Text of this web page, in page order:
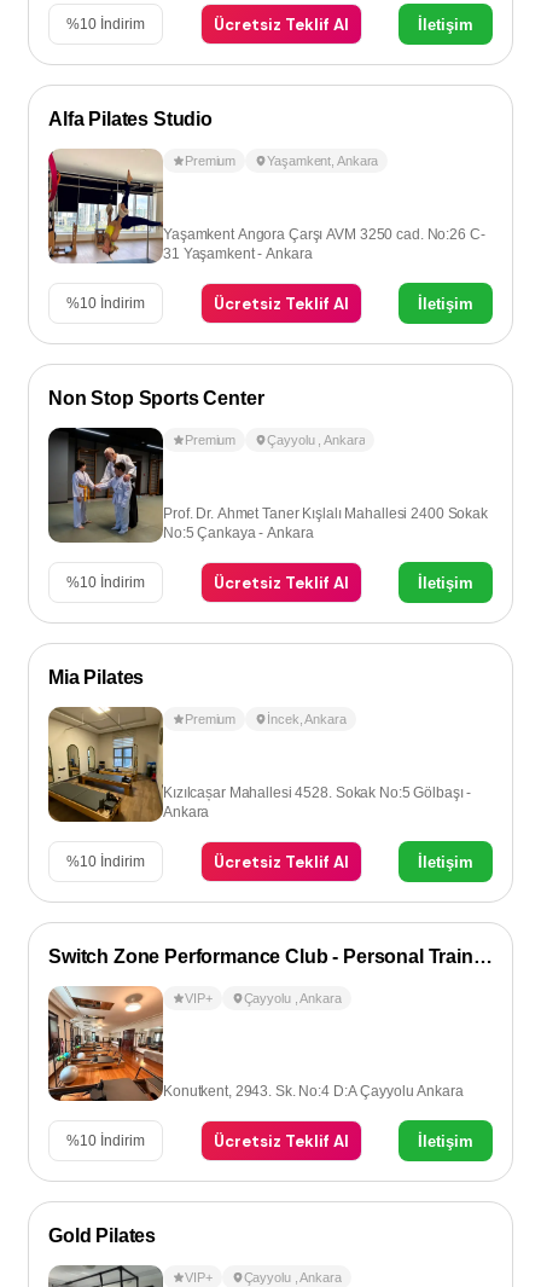
%10 İndirim Ücretsiz Teklif Al İletişim
Alfa Pilates Studio
Premium Yaşamkent ,Ankara
Yaşamkent Angora Çarşı AVM 3250 cad. No:26 C-
31 Yaşamkent - Ankara
%10 İndirim Ücretsiz Teklif Al İletişim
Non Stop Sports Center
Premium Çayyolu ,Ankara
Prof. Dr. Ahmet Taner Kışlalı Mahallesi 2400 Sokak
No:5 Çankaya - Ankara
%10 İndirim Ücretsiz Teklif Al İletişim
Mia Pilates
Premium İncek ,Ankara
Kızılcașar Mahallesi 4528. Sokak No:5 Gölbaşı -
Ankara
%10 İndirim Ücretsiz Teklif Al İletişim
Switch Zone Performance Club - Personal Training
VIP+ Çayyolu ,Ankara
Konutkent, 2943. Sk. No:4 D:A Çayyolu Ankara
%10 İndirim Ücretsiz Teklif Al İletişim
Gold Pilates
VIP+ Çayyolu ,Ankara